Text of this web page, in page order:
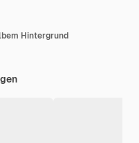
Hintergrund